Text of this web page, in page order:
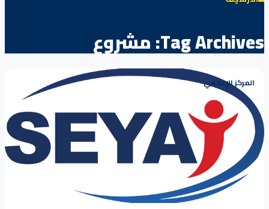
Tag Archives: مشروع
المركز الإعلامي